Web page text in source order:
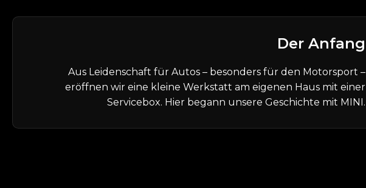
Der Anfang
Aus Leidenschaft für Autos – besonders für den Motorsport –
eröffnen wir eine kleine Werkstatt am eigenen Haus mit einer
Servicebox. Hier begann unsere Geschichte mit MINI.